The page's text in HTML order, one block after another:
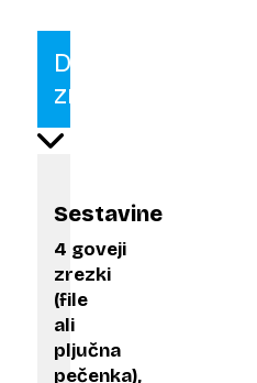
Dianin
zrezek
Sestavine
4 goveji
zrezki
(file
ali
pljučna
pečenka),